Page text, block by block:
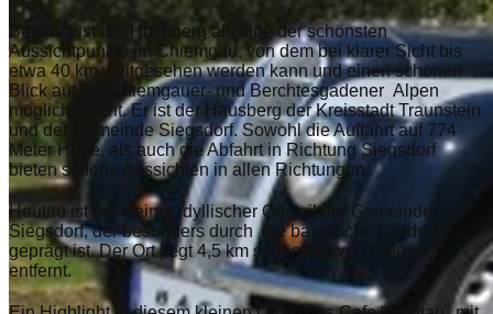
Bekannt ist der Hochberg als eine der schönsten
Aussichtpunkte im Chiemgau, von dem bei klarer Sicht bis
etwa 40 km weitgesehen werden kann und einen schönen
Blick auf die Chiemgauer- und Berchtesgadener Alpen
möglich macht. Er ist der Hausberg der Kreisstadt Traunstein
und der Gemeinde Siegsdorf. Sowohl die Auffahrt auf 774
Meter Höhe, als auch die Abfahrt in Richtung Siegsdorf
bieten schöne Aussichten in allen Richtungen.
Heutau ist ein kleiner idyllischer Ortsteil der Gemeinde
Siegsdorf, der besonders durch die bäuerliche Landschaft
geprägt ist. Der Ort liegt 4,5 km südöstlich von Siegsdorf
entfernt.